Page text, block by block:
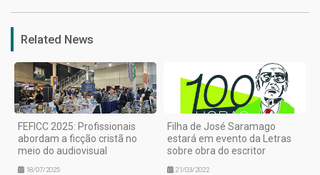
Related News
FEFICC 2025: Profissionais
abordam a ficção cristã no
meio do audiovisual
18/07/2025
Filha de José Saramago
estará em evento da Letras
sobre obra do escritor
21/03/2022